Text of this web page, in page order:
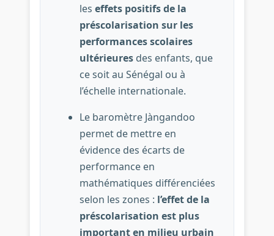
les effets positifs de la
préscolarisation sur les
performances scolaires
ultérieuresdes enfants, que
ce soit au Sénégal ou à
l’échelle internationale.
Le baromètre Jàngandoo
permet de mettre en
évidence des écarts de
performance en
mathématiques différenciées
selon les zones : l’effet de la
préscolarisation est plus
important en milieu urbain